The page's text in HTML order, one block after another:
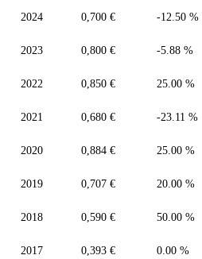
2024 0,700 € -12.50 %
2023 0,800 € -5.88 %
2022 0,850 € 25.00 %
2021 0,680 € -23.11 %
2020 0,884 € 25.00 %
2019 0,707 € 20.00 %
2018 0,590 € 50.00 %
2017 0,393 € 0.00 %